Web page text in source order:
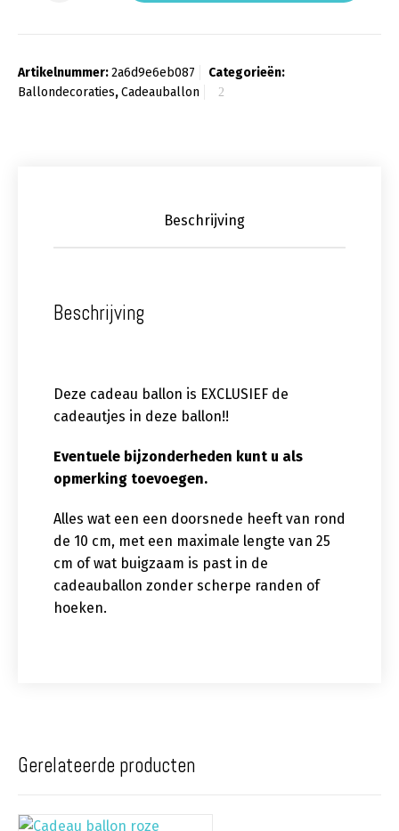
Artikelnummer:2a6d9e6eb087
Categorieën:
Ballondecoraties,Cadeauballon
Beschrijving
Beschrijving
Deze cadeau ballon is EXCLUSIEF de
cadeautjes in deze ballon!!
Eventuele bijzonderheden kunt u als
opmerking toevoegen.
Alles wat een een doorsnede heeft van rond
de 10 cm, met een maximale lengte van 25
cm of wat buigzaam is past in de
cadeauballon zonder scherpe randen of
hoeken.
Gerelateerde producten